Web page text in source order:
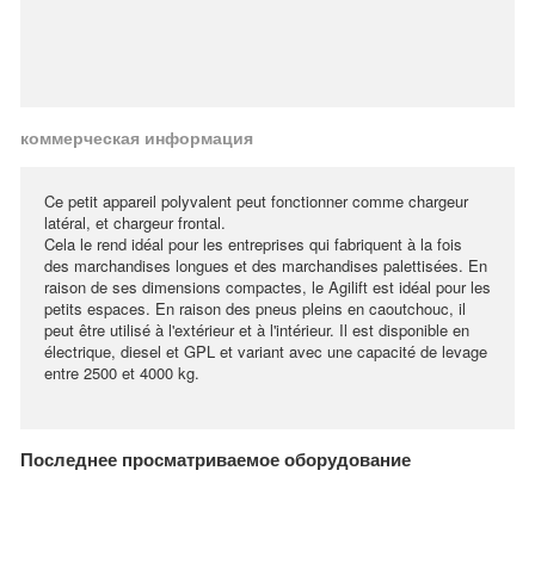
коммерческая информация
Ce petit appareil polyvalent peut fonctionner comme chargeur
latéral, et chargeur frontal.
Cela le rend idéal pour les entreprises qui fabriquent à la fois
des marchandises longues et des marchandises palettisées. En
raison de ses dimensions compactes, le Agilift est idéal pour les
petits espaces. En raison des pneus pleins en caoutchouc, il
peut être utilisé à l'extérieur et à l'intérieur. Il est disponible en
électrique, diesel et GPL et variant avec une capacité de levage
entre 2500 et 4000 kg.
Последнее просматриваемое оборудование